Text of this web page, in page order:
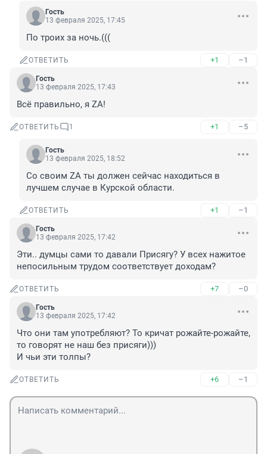
Гость
13 февраля 2025, 17:45
По троих за ночь.(((
ОТВЕТИТЬ +1 –1
Гость
13 февраля 2025, 17:43
Всё правильно, я ZА!
ОТВЕТИТЬ 1 +1 –5
Гость
13 февраля 2025, 18:52
Со своим ZA ты должен сейчас находиться в
лучшем случае в Курской области.
ОТВЕТИТЬ +1 –1
Гость
13 февраля 2025, 17:42
Эти.. думцы сами то давали Присягу? У всех нажитое
непосильным трудом соответствует доходам?
ОТВЕТИТЬ +7 –0
Гость
13 февраля 2025, 17:42
Что они там употребляют? То кричат рожайте-рожайте,
то говорят не наш без присяги)))
И чьи эти толпы?
ОТВЕТИТЬ +6 –1